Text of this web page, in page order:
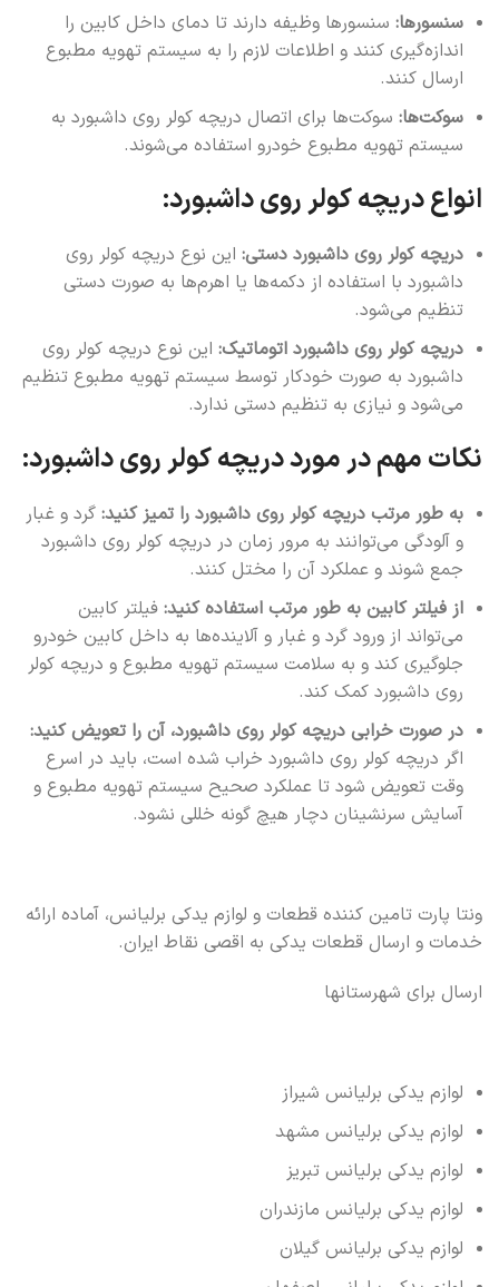
سنسورها: سنسورها وظیفه دارند تا دمای داخل کابین را
اندازه‌گیری کنند و اطلاعات لازم را به سیستم تهویه مطبوع
ارسال کنند.
سوکت‌ها: سوکت‌ها برای اتصال دریچه کولر روی داشبورد به
سیستم تهویه مطبوع خودرو استفاده می‌شوند.
انواع دریچه کولر روی داشبورد:
دریچه کولر روی داشبورد دستی: این نوع دریچه کولر روی
داشبورد با استفاده از دکمه‌ها یا اهرم‌ها به صورت دستی
تنظیم می‌شود.
دریچه کولر روی داشبورد اتوماتیک: این نوع دریچه کولر روی
داشبورد به صورت خودکار توسط سیستم تهویه مطبوع تنظیم
می‌شود و نیازی به تنظیم دستی ندارد.
نکات مهم در مورد دریچه کولر روی داشبورد:
به طور مرتب دریچه کولر روی داشبورد را تمیز کنید: گرد و غبار
و آلودگی می‌توانند به مرور زمان در دریچه کولر روی داشبورد
جمع شوند و عملکرد آن را مختل کنند.
از فیلتر کابین به طور مرتب استفاده کنید: فیلتر کابین
می‌تواند از ورود گرد و غبار و آلاینده‌ها به داخل کابین خودرو
جلوگیری کند و به سلامت سیستم تهویه مطبوع و دریچه کولر
روی داشبورد کمک کند.
در صورت خرابی دریچه کولر روی داشبورد، آن را تعویض کنید:
اگر دریچه کولر روی داشبورد خراب شده است، باید در اسرع
وقت تعویض شود تا عملکرد صحیح سیستم تهویه مطبوع و
آسایش سرنشینان دچار هیچ گونه خللی نشود.
ونتا پارت تامین کننده قطعات و لوازم یدکی برلیانس، آماده ارائه
خدمات و ارسال قطعات یدکی به اقصی نقاط ایران.
ارسال برای شهرستانها
لوازم یدکی برلیانس شیراز
لوازم یدکی برلیانس مشهد
لوازم یدکی برلیانس تبریز
لوازم یدکی برلیانس مازندران
لوازم یدکی برلیانس گیلان